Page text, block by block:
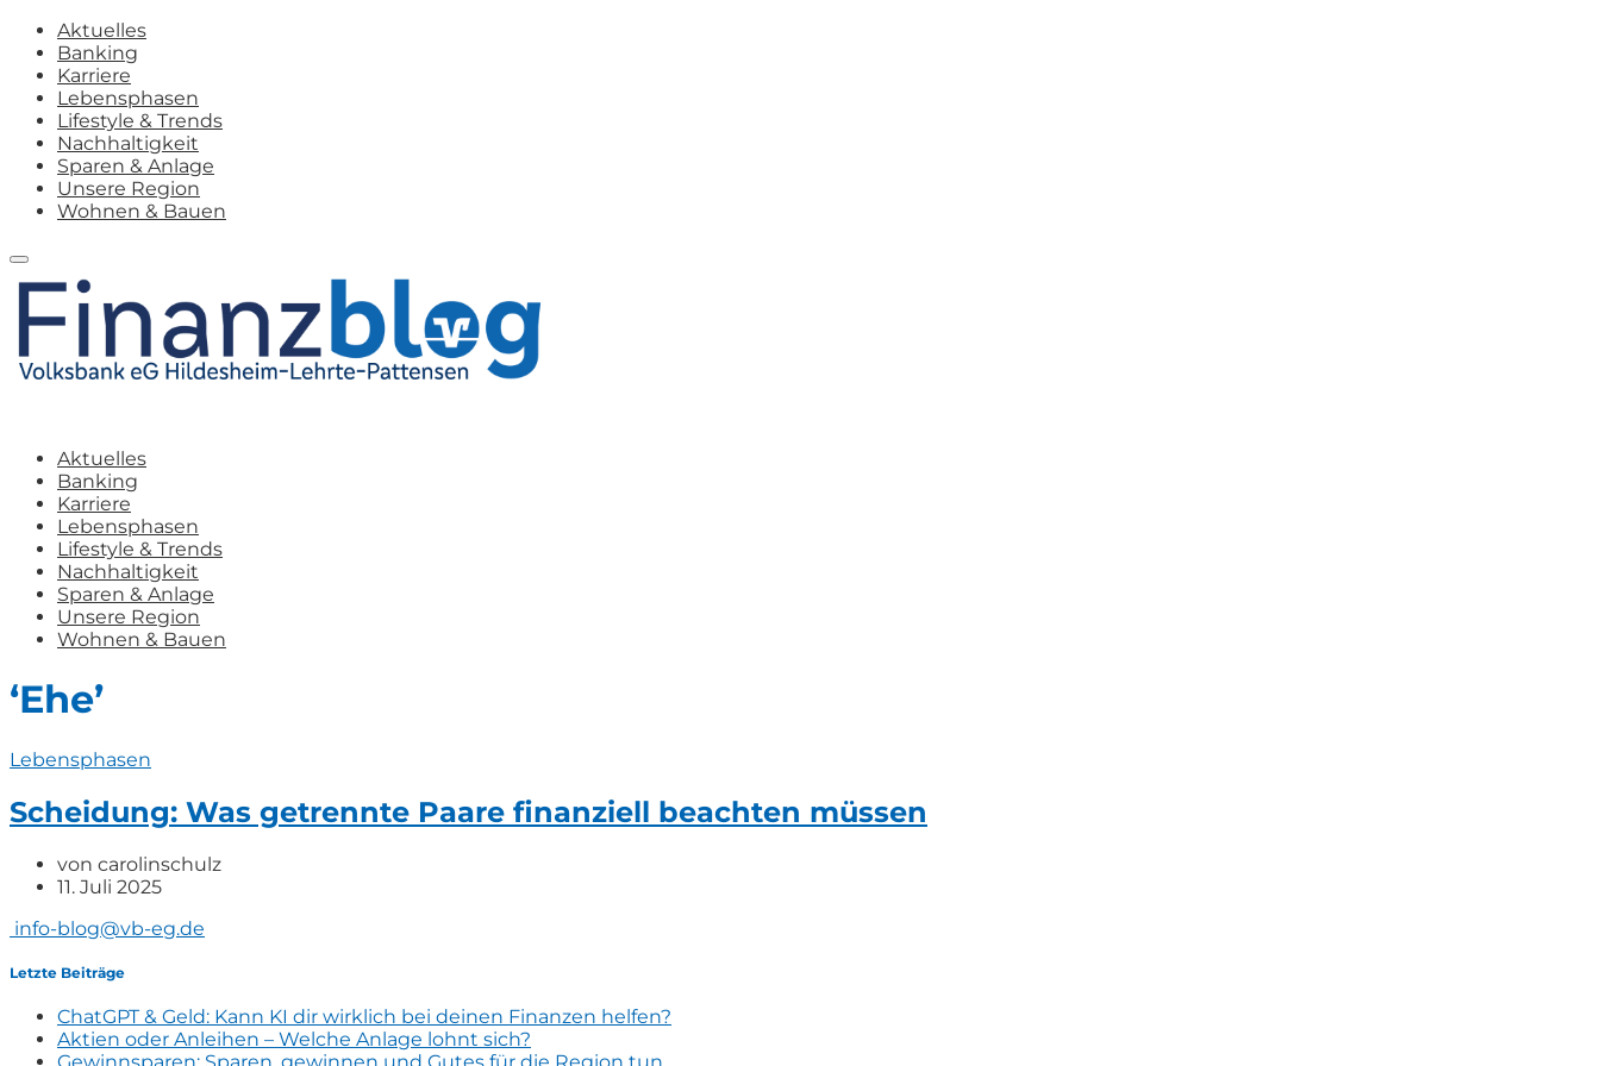
Aktuelles
Banking
Karriere
Lebensphasen
Lifestyle & Trends
Nachhaltigkeit
Sparen & Anlage
Unsere Region
Wohnen & Bauen
Aktuelles
Banking
Karriere
Lebensphasen
Lifestyle & Trends
Nachhaltigkeit
Sparen & Anlage
Unsere Region
Wohnen & Bauen
‘Ehe’
Lebensphasen
Scheidung: Was getrennte Paare finanziell beachten müssen
von carolinschulz
11. Juli 2025
info-blog@vb-eg.de
Letzte Beiträge
ChatGPT & Geld: Kann KI dir wirklich bei deinen Finanzen helfen?
Aktien oder Anleihen – Welche Anlage lohnt sich?